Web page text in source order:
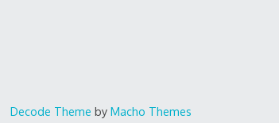
Decode Theme by Macho Themes